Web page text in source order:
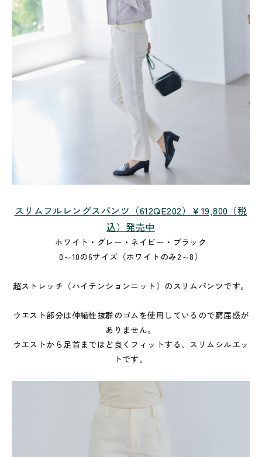
スリムフルレングスパンツ（612QE202）￥19,800（税
込）発売中
ホワイト・グレー・ネイビー・ブラック
0～10の6サイズ（ホワイトのみ2～8）
超ストレッチ（ハイテンションニット）のスリムパンツです。
ウエスト部分は伸縮性抜群のゴムを使用しているので窮屈感が
ありません。
ウエストから足首までほど良くフィットする、スリムシルエッ
トです。